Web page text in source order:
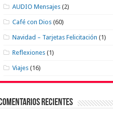
AUDIO Mensajes (2)
Café con Dios (60)
Navidad – Tarjetas Felicitación (1)
Reflexiones (1)
Viajes (16)
recientes